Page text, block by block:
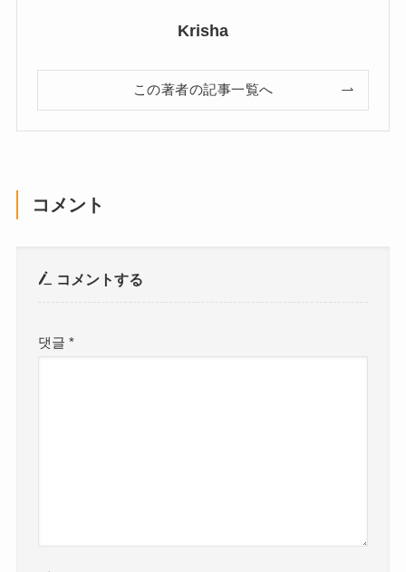
Krisha
この著者の記事一覧へ
コメント
コメントする
댓글*